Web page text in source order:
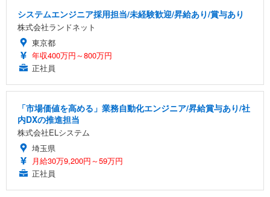
システムエンジニア採用担当/未経験歓迎/昇給あり/賞与あり
株式会社ランドネット
東京都
年収400万円～800万円
正社員
「市場価値を高める」業務自動化エンジニア/昇給賞与あり/社
内DXの推進担当
株式会社ELシステム
埼玉県
月給30万9,200円～59万円
正社員